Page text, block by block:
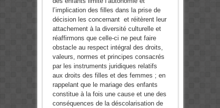
l’implication des filles dans la prise de
décision les concernant et réitèrent leur
attachement à la diversité culturelle et
réaffirmons que celle-ci ne peut faire
obstacle au respect intégral des droits,
valeurs, normes et principes consacrés
par les instruments juridiques relatifs
aux droits des filles et des femmes ; en
rappelant que le mariage des enfants
constitue à la fois une cause et une des
conséquences de la déscolarisation de